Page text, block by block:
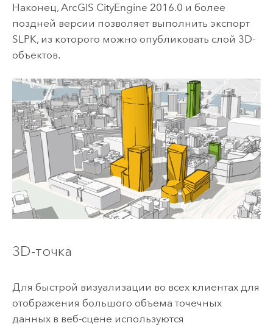
Наконец, ArcGIS CityEngine 2016.0 и более
поздней версии позволяет выполнить экспорт
SLPK, из которого можно опубликовать слой 3D-
объектов.
3D-точка
Для быстрой визуализации во всех клиентах для
отображения большого объема точечных
данных в веб-сцене используются